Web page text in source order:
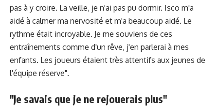
pas à y croire. La veille, je n'ai pas pu dormir. Isco m'a
aidé à calmer ma nervosité et m'a beaucoup aidé. Le
rythme était incroyable. Je me souviens de ces
entraînements comme d'un rêve, j'en parlerai à mes
enfants. Les joueurs étaient très attentifs aux jeunes de
l'équipe réserve".
"Je savais que je ne rejouerais plus"